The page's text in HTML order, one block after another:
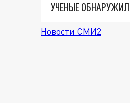
УЧЕНЫЕ
Новости СМИ2